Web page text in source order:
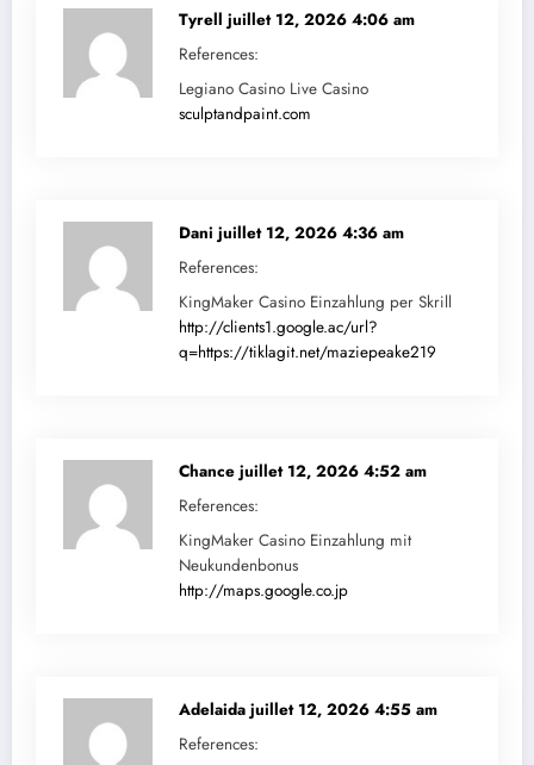
Tyrell juillet 12, 2026 4:06 am
References:
Legiano Casino Live Casino
sculptandpaint.com
Dani juillet 12, 2026 4:36 am
References:
KingMaker Casino Einzahlung per Skrill
http://clients1.google.ac/url?
q=https://tiklagit.net/maziepeake219
Chance juillet 12, 2026 4:52 am
References:
KingMaker Casino Einzahlung mit
Neukundenbonus
http://maps.google.co.jp
Adelaida juillet 12, 2026 4:55 am
References: